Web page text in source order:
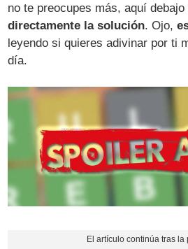
no te preocupes más, aquí
directamente la solución. Ojo,
leyendo si quieres adivinar por ti
día.